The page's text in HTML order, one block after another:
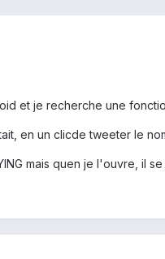
et je recherche une
en un clicde tweeter le
mais quen je l'ouvre, il